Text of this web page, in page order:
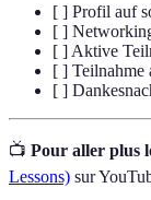
[ ] Profil auf
[ ]
[ ] Aktive
[ ] Teilnahme
[ ]
📺 Pour aller plus
Lessons) sur